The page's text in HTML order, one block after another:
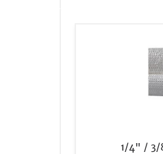
1/4" / 3/